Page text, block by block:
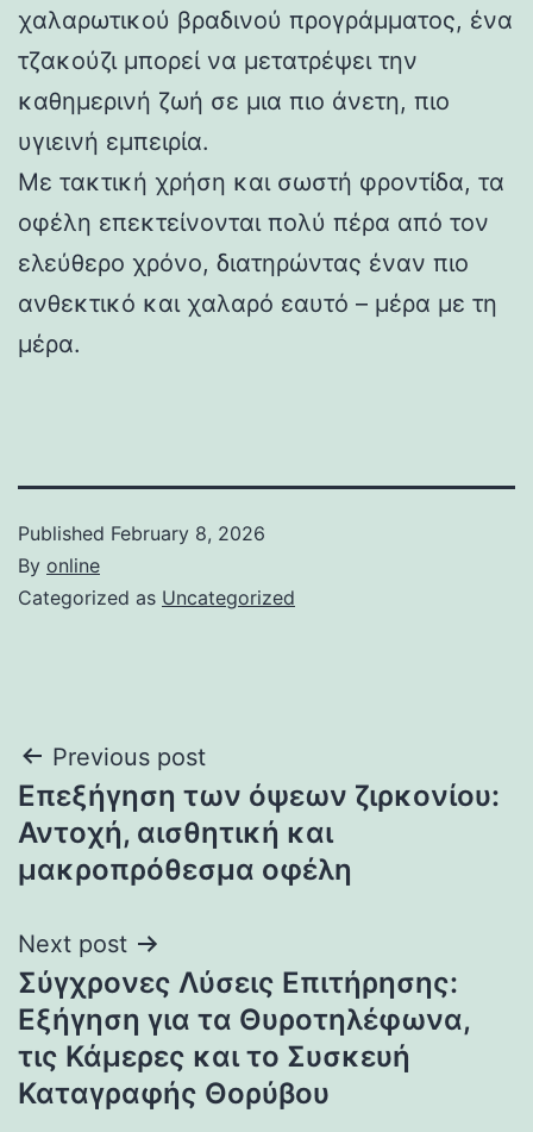
χαλαρωτικού βραδινού προγράμματος, ένα
τζακούζι μπορεί να μετατρέψει την
καθημερινή ζωή σε μια πιο άνετη, πιο
υγιεινή εμπειρία.
Με τακτική χρήση και σωστή φροντίδα, τα
οφέλη επεκτείνονται πολύ πέρα ​​από τον
ελεύθερο χρόνο, διατηρώντας έναν πιο
ανθεκτικό και χαλαρό εαυτό – μέρα με τη
μέρα.
Published February 8, 2026
By online
Categorized as Uncategorized
Post
navigation
Previous post
Επεξήγηση των όψεων ζιρκονίου:
Αντοχή, αισθητική και
μακροπρόθεσμα οφέλη
Next post
Σύγχρονες Λύσεις Επιτήρησης:
Εξήγηση για τα Θυροτηλέφωνα,
τις Κάμερες και το Συσκευή
Καταγραφής Θορύβου